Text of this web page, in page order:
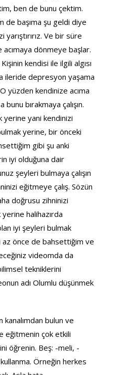
ben de bunu çektim.
de başıma şu geldi diye
Ve bir süre
dönmeye başlar.
kendisi ile ilgili algısı
ileride depresyon yaşama
yüzden kendinize acıma
bunu bırakmaya çalışın.
yerine yani kendinizi
yerine, bir önceki
gibi şu anki
iyi olduğuna dair
şeyleri bulmaya çalışın
eğitmeye çalış. Sözün
doğrusu zihninizi
halihazırda
iyi şeyleri bulmak
az önce de bahsettiğim ve
videomda da
tekniklerini
adı Olumlu düşünmek
bulun ve
eğitmenin çok etkili
öğrenin. Beş: -meli, -
kullanma. Örneğin herkes